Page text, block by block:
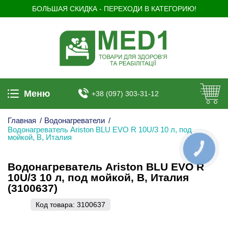
БОЛЬШАЯ СКИДКА - ПЕРЕХОДИ В КАТЕГОРИЮ!
Меню +38 (097) 303-31-12
Главная / Водонагреватели /
Водонагреватель Ariston BLU EVO R 10U/3 10 л, под
мойкой, B, Италия
Водонагреватель Ariston BLU EVO R
10U/3 10 л, под мойкой, B, Италия
(3100637)
Код товара: 3100637
КНОПКА
ЗВ'ЯЗКУ